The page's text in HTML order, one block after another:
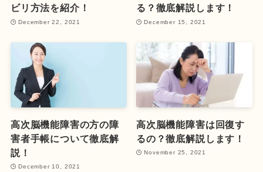
ビリ方法を紹介！
December 22, 2021
る？徹底解説します！
December 15, 2021
高次脳機能障害の方の障
害者手帳について徹底解
説！
December 10, 2021
高次脳機能障害は回復す
るの？徹底解説します！
November 25, 2021